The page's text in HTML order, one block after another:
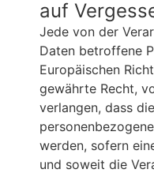
auf
Jede von der
Daten betroffene
Europäischen
gewährte Recht,
verlangen, dass
werden, sofern
und soweit die